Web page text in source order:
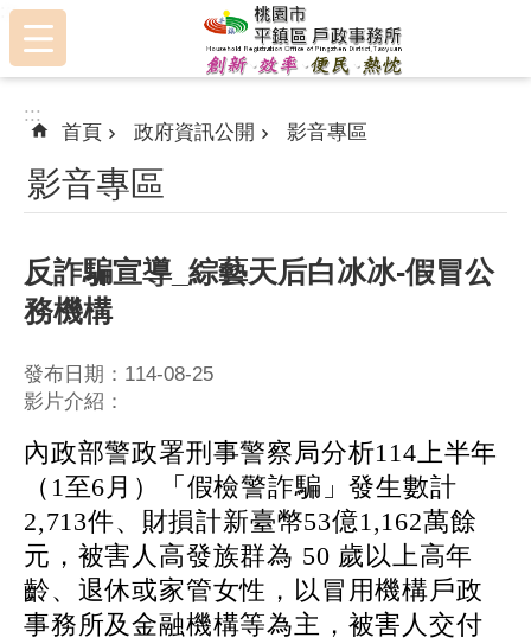
跳到主要內容區塊
:::
:::
首頁 政府資訊公開 影音專區
影音專區
反詐騙宣導_綜藝天后白冰冰-假冒公
務機構
發布日期：114-08-25
影片介紹：
內政部警政署刑事警察局分析114上半年
（1至6月）「假檢警詐騙」發生數計
2,713件、財損計新臺幣53億1,162萬餘
元，被害人高發族群為 50 歲以上高年
齡、退休或家管女性，以冒用機構戶政
事務所及金融機構等為主，被害人交付